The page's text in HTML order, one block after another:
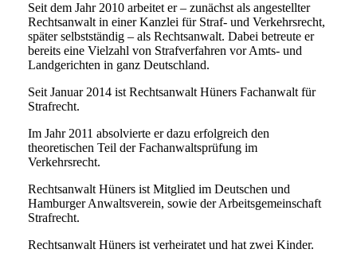
Seit dem Jahr 2010 arbeitet er – zunächst als angestellter
Rechtsanwalt in einer Kanzlei für Straf- und Verkehrsrecht,
später selbstständig – als Rechtsanwalt. Dabei betreute er
bereits eine Vielzahl von Strafverfahren vor Amts- und
Landgerichten in ganz Deutschland.
Seit Januar 2014 ist Rechtsanwalt Hüners Fachanwalt für
Strafrecht.
Im Jahr 2011 absolvierte er dazu erfolgreich den
theoretischen Teil der Fachanwaltsprüfung im
Verkehrsrecht.
Rechtsanwalt Hüners ist Mitglied im Deutschen und
Hamburger Anwaltsverein, sowie der Arbeitsgemeinschaft
Strafrecht.
Rechtsanwalt Hüners ist verheiratet und hat zwei Kinder.